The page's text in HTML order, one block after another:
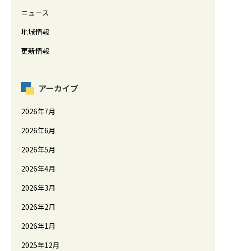
ニュース
地域情報
更新情報
アーカイブ
2026年7月
2026年6月
2026年5月
2026年4月
2026年3月
2026年2月
2026年1月
2025年12月